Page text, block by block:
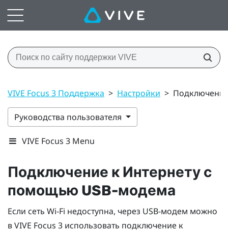
VIVE Focus 3 Поддержка > Настройки >
Руководства пользователя
VIVE Focus 3 Menu
Подключение к Интернету с
помощью USB-модема
Если сеть Wi‍-Fi недоступна, через USB-модем можно
вVIVE Focus 3 использовать подключение к